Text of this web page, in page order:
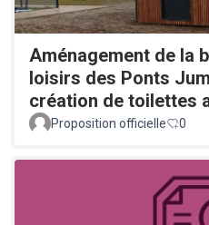
Aménagement de la
loisirs des Ponts
création de toilettes
Proposition officielle 0